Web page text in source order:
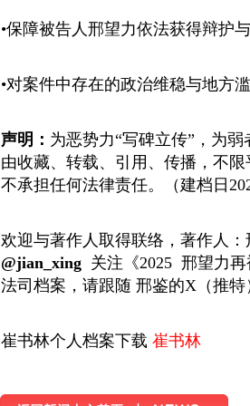
•保障被告人邢望力依法获得辩护
•对案件中存在的政治维稳与地方
声明： 为恶势力“写碑立传”，为
由收藏、转载、引用、传播，不
不承担任何法律责任。（建档日
欢迎与著作人取得联络，著作人
@jian_xing 关注《2025 邢望力
法司档案，请跟随 邢鉴的X（推特
崔书林个人档案下载 崔书林